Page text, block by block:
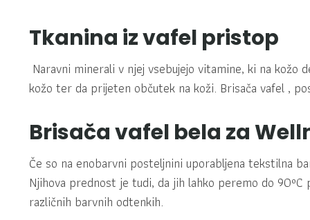
Tkanina iz vafel pristop
Naravni minerali v njej vsebujejo vitamine, ki na
kožo ter da prijeten občutek na koži. Brisača vafel ,
Brisača vafel bela za
Če so na enobarvni posteljnini uporabljena tekstilna
Njihova prednost je tudi, da jih lahko peremo do
različnih barvnih odtenkih.